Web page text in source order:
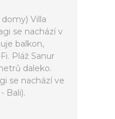
Villa
se nachází v
balkon,
Pláž Sanur
daleko.
se nachází ve
Bali).